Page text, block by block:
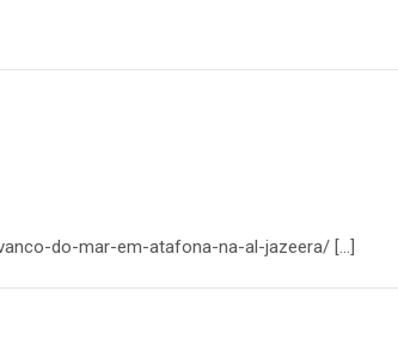
do-mar-em-atafona-na-al-jazeera/ […]